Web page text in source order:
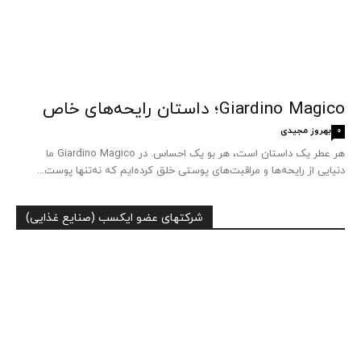
Giardino Magico؛ داستان رایحه‌های خاص
بهروز مجیدی 0
هر عطر یک داستان است، هر بو یک احساس. در Giardino Magico ما
دنیایی از رایحه‌ها و مراقبت‌های پوستی خلق کرده‌ایم که نه‌تنها پوست...
شرکتهای عضو ایکسب (صنایع غذایی)